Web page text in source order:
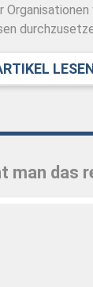
Organisationen
man das